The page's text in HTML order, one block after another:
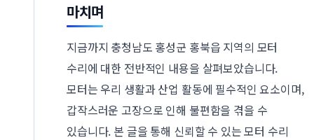
마치며
지금까지 충청남도 홍성군 홍북읍 지역의 모터
수리에 대한 전반적인 내용을 살펴보았습니다.
모터는 우리 생활과 산업 활동에 필수적인 요소이며,
갑작스러운 고장으로 인해 불편함을 겪을 수
있습니다. 본 글을 통해 신뢰할 수 있는 모터 수리